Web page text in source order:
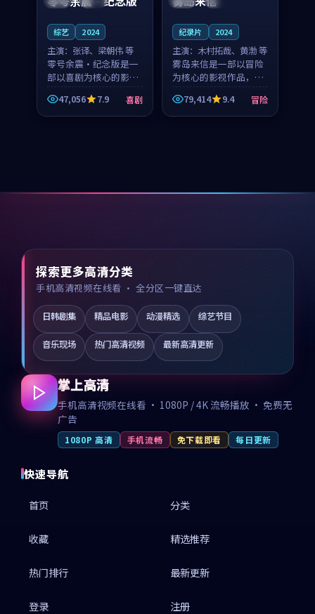
综艺 2024
主演： 张译、梁朝伟 等
零号余震·纪念版是一
部以喜剧为核心的影视
作品，围绕危机、反转
与人物成长展开，整体
节奏紧凑，值得推荐观
47,056 7.9 喜剧
纪录片 2024
主演： 木村拓哉、黄渤 等
雾岛来信是一部以冒险
为核心的影视作品，围
绕危机、反转与人物成
长展开，整体节奏紧
凑，值得推荐观看。
79,414 9.4 冒险
探索更多高清分类
手机高清视频在线看 · 全分区一键直达
日韩剧集 精品电影 动漫精选 综艺节目
音乐现场 热门高清视频 最新高清更新
掌上高清
手机高清视频在线看 · 1080P / 4K 流畅播放 · 免费无
广告
1080P 高清 手机流畅 免下载即看 每日更新
快速导航
首页 分类
收藏 精选推荐
热门排行 最新更新
登录 注册